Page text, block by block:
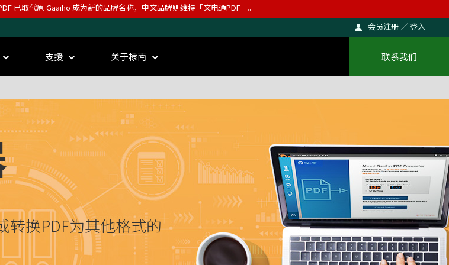
已取代原 Gaaiho 成为新的品牌名称，中文品牌则维持「文电通PDF」。
会员注册 ／ 登入
支援 关于棣南 联系我们
转换PDF为其他格式的